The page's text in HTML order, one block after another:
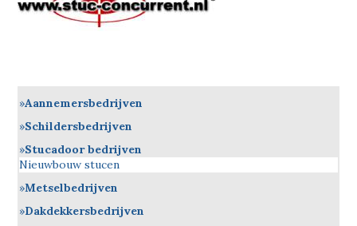
Aannemersbedrijven
Schildersbedrijven
Stucadoor bedrijven
Nieuwbouw stucen
Metselbedrijven
Dakdekkersbedrijven